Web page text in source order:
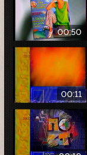
00:50
00:11